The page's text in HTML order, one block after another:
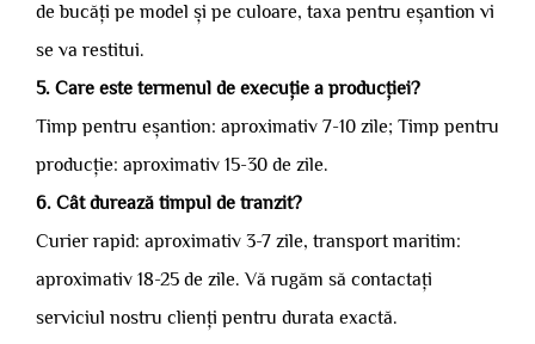
de bucăți pe model și pe culoare, taxa pentru eșantion vi
se va restitui.
5. Care este termenul de execuție a producției?
Timp pentru eșantion: aproximativ 7-10 zile; Timp pentru
producție: aproximativ 15-30 de zile.
6. Cât durează timpul de tranzit?
Curier rapid: aproximativ 3-7 zile, transport maritim:
aproximativ 18-25 de zile. Vă rugăm să contactați
serviciul nostru clienți pentru durata exactă.